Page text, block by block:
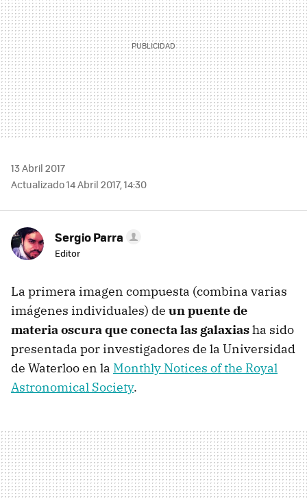
13 Abril 2017
Actualizado 14 Abril 2017, 14:30
Sergio Parra
Editor
La primera imagen compuesta (combina varias
imágenes individuales) de un puente de
materia oscura que conecta las galaxiasha sido
presentada por investigadores de la Universidad
de Waterloo en la Monthly Notices of the Royal
Astronomical Society.